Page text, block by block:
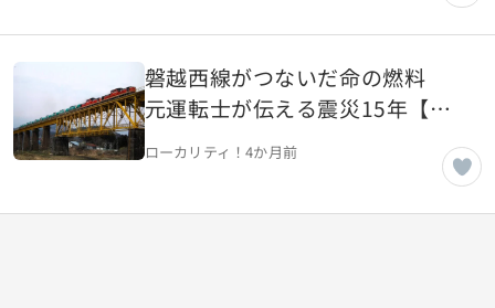
磐越西線がつないだ命の燃料
元運転士が伝える震災15年【福
島県喜多方市】
ローカリティ！4か月前